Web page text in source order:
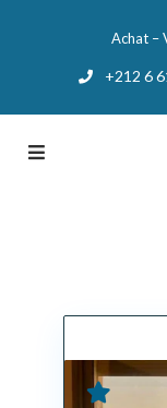
Achat –
+212 6